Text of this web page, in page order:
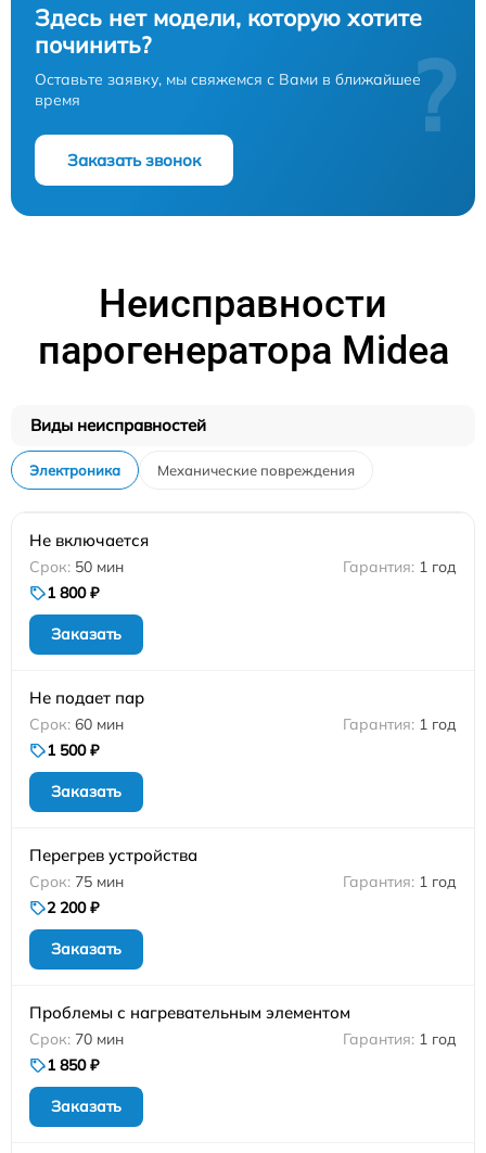
Здесь нет модели, которую хотите
починить?
Оставьте заявку, мы свяжемся с Вами в ближайшее
время
Заказать звонок
?
Неисправности
парогенератора Midea
Виды неисправностей
Электроника Механические повреждения
Не включается
50 мин
1 год
1 800 ₽
Заказать
Не подает пар
60 мин
1 год
1 500 ₽
Заказать
Перегрев устройства
75 мин
1 год
2 200 ₽
Заказать
Проблемы с нагревательным элементом
70 мин
1 год
1 850 ₽
Заказать